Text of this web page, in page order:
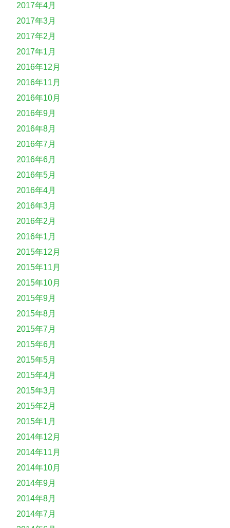
2017年4月
2017年3月
2017年2月
2017年1月
2016年12月
2016年11月
2016年10月
2016年9月
2016年8月
2016年7月
2016年6月
2016年5月
2016年4月
2016年3月
2016年2月
2016年1月
2015年12月
2015年11月
2015年10月
2015年9月
2015年8月
2015年7月
2015年6月
2015年5月
2015年4月
2015年3月
2015年2月
2015年1月
2014年12月
2014年11月
2014年10月
2014年9月
2014年8月
2014年7月